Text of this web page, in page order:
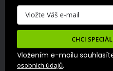
CHCI
Vložením e-mailu
osobních údajů.